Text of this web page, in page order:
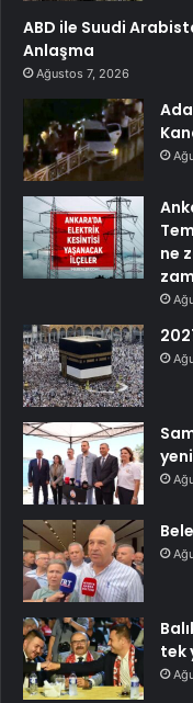
ABD ile Suudi
Anlaşma
Ağustos 7, 2026
ne
tek